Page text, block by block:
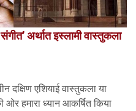
अर्थात इस्लामी वास्तुकला
दक्षिण एशियाई वास्तुकला या
हमारा ध्यान आकर्षित किया